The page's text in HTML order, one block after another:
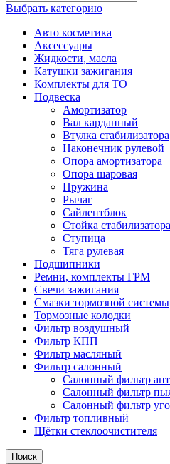
Выбрать категорию
Авто косметика
Аксессуары
Жидкости, масла
Катушки зажигания
Комплекты для ТО
Подвеска
Амортизатор
Вал карданный
Втулка стабилизатора
Наконечник рулевой
Опора амортизатора
Опора шаровая
Пружина
Рычаг
Сайлентблок
Стойка стабилизатора
Ступица
Тяга рулевая
Подшипники
Ремни, комплекты ГРМ
Свечи зажигания
Смазки тормозной системы
Тормозные колодки
Фильтр воздушный
Фильтр КПП
Фильтр масляный
Фильтр салонный
Салонный фильтр
Салонный фильтр
Салонный фильтр
Фильтр топливный
Щётки стеклоочистителя
Поиск